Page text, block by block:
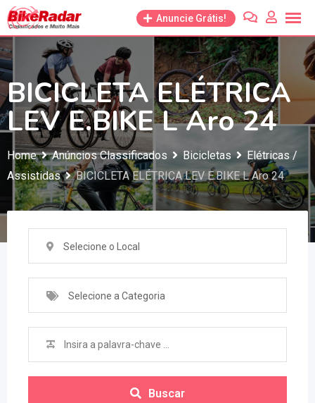
Anuncie Grátis!
BICICLETA ELÉTRICA
LEV E.BIKE L Aro 24
Home Anúncios Classificados Bicicletas
Elétricas /
Assistidas
BICICLETA ELÉTRICA LEV E.BIKE L Aro 24
Selecione o Local
Selecione a Categoria
Buscar